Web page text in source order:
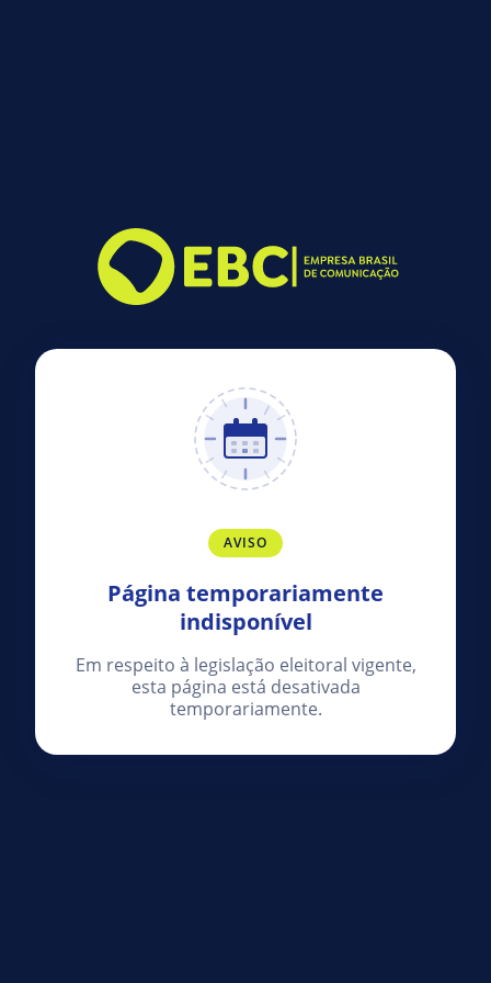
AVISO
Página temporariamente
indisponível
Em respeito à legislação eleitoral vigente,
esta página está desativada
temporariamente.